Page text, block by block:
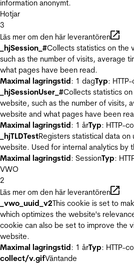
information anonymt.
Hotjar
3
Läs mer om den här leverantören
_hjSession_#Collects statistics on the
such as the number of visits, average
what pages have been read.
Maximal lagringstid: 1 dagTyp:
_hjSessionUser_#Collects statistics
website, such as the number of visits,
website and what pages have been
Maximal lagringstid: 1 årTyp: HTTP-
_hjTLDTestRegisters statistical data
website. Used for internal analytics by
Maximal lagringstid: SessionTyp:
VWO
2
Läs mer om den här leverantören
_vwo_uuid_v2This cookie is set to
which optimizes the website's
cookie can also be set to improve the
website.
Maximal lagringstid: 1 årTyp: HTTP-
collect/v.gifVäntande